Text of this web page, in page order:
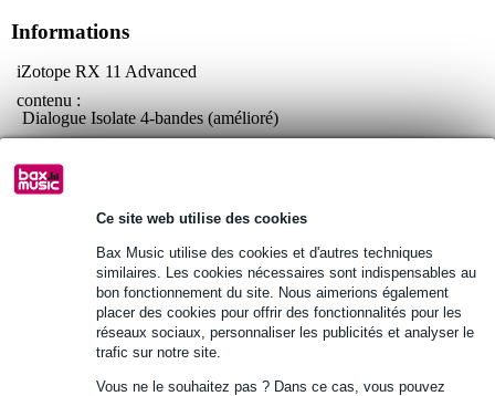
Ce site web utilise des cookies
Bax Music utilise des cookies et d'autres techniques
similaires. Les cookies nécessaires sont indispensables au
bon fonctionnement du site. Nous aimerions également
placer des cookies pour offrir des fonctionnalités pour les
réseaux sociaux, personnaliser les publicités et analyser le
trafic sur notre site.
Vous ne le souhaitez pas ? Dans ce cas, vous pouvez
Informations
iZotope RX 11 Advanced
contenu :
Dialogue Isolate 4-bandes (amélioré)
Dialogue Contour (amélioré)
Mac : macOS Monterey (12.7.4), macOS Ventura (13.6.6),
Macs Apple siliconés de la série M (natif et Rosetta))
Windows : Windows 10 (22H2), Windows 11 (23H2)
Afficher toutes les caractéristiques du produit
Autres variantes (1)